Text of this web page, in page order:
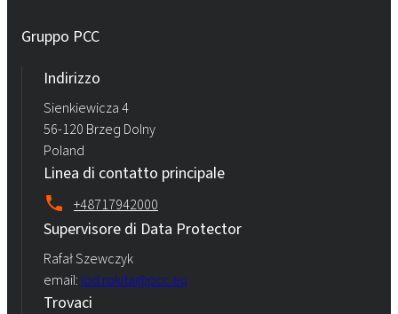
Gruppo PCC
Indirizzo
Sienkiewicza 4
56-120 Brzeg Dolny
Poland
Linea di contatto principale
+48717942000
Supervisore di Data Protector
Rafał Szewczyk
email: iod.rokita@pcc.eu
Trovaci